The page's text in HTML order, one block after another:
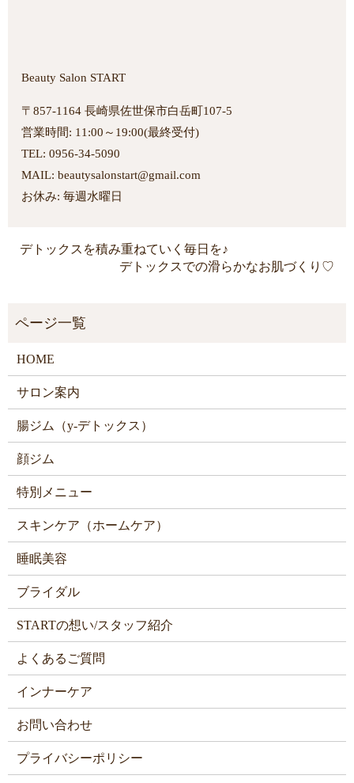
Beauty Salon START
〒857-1164 長崎県佐世保市白岳町107-5
営業時間: 11:00～19:00(最終受付)
TEL: 0956-34-5090
MAIL: beautysalonstart@gmail.com
お休み: 毎週水曜日
デトックスを積み重ねていく毎日を♪
デトックスでの滑らかなお肌づくり♡
HOME
サロン案内
腸ジム（y-デトックス）
顔ジム
特別メニュー
スキンケア（ホームケア）
睡眠美容
ブライダル
STARTの想い/スタッフ紹介
よくあるご質問
インナーケア
お問い合わせ
プライバシーポリシー